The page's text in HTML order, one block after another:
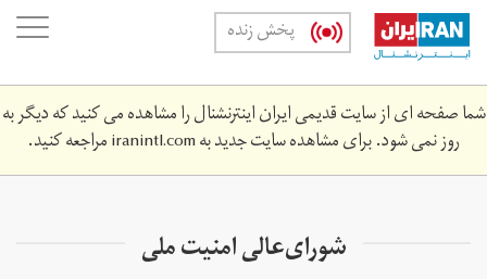
Skip
main
content
پخش زنده
شما صفحه ای از سایت قدیمی ایران اینترنشنال را مشاهده می کنید که دیگر به
روز نمی شود. برای مشاهده سایت جدید بهiranintl.comمراجعه کنید.
شورای‌عالی امنیت ملی